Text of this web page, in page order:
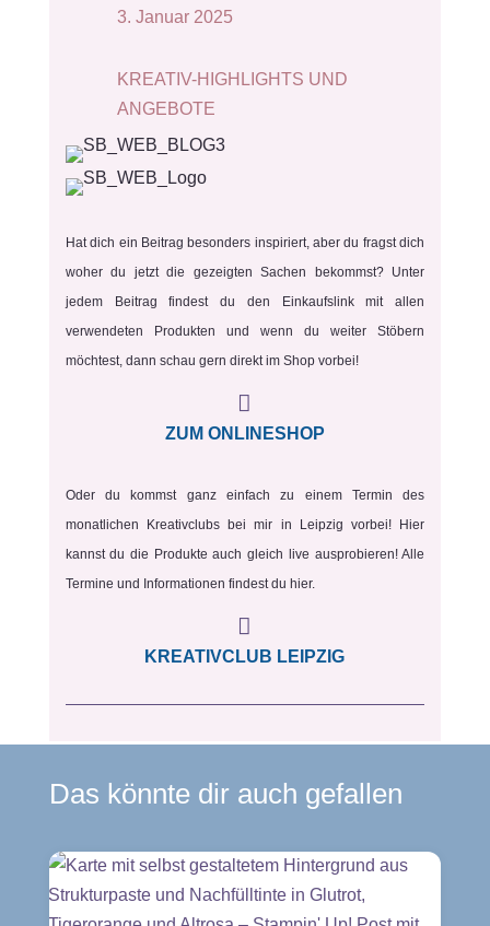
3. Januar 2025
KREATIV-HIGHLIGHTS UND
ANGEBOTE
Hat dich ein Beitrag besonders inspiriert, aber du fragst dich
woher du jetzt die gezeigten Sachen bekommst? Unter
jedem Beitrag findest du den Einkaufslink mit allen
verwendeten Produkten und wenn du weiter Stöbern
möchtest, dann schau gern direkt im Shop vorbei!

ZUM ONLINESHOP
Oder du kommst ganz einfach zu einem Termin des
monatlichen Kreativclubs bei mir in Leipzig vorbei! Hier
kannst du die Produkte auch gleich live ausprobieren! Alle
Termine und Informationen findest du hier.

KREATIVCLUB LEIPZIG
Das könnte dir auch gefallen